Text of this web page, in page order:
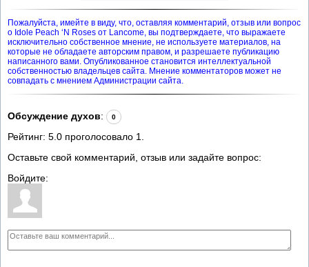
Пожалуйста, имейте в виду, что, оставляя комментарий, отзыв или вопрос
о Idole Peach ‘N Roses от Lancome, вы подтверждаете, что выражаете
исключительно собственное мнение, не используете материалов, на
которые не обладаете авторским правом, и разрешаете публикацию
написанного вами. Опубликованное становится интеллектуальной
собственностью владельцев сайта. Мнение комментаторов может не
совпадать с мнением Администрации сайта.
Обсуждение духов: 0
Рейтинг: 5.0 проголосовало 1
Оставьте свой комментарий, отзыв или задайте вопрос:
Войдите: